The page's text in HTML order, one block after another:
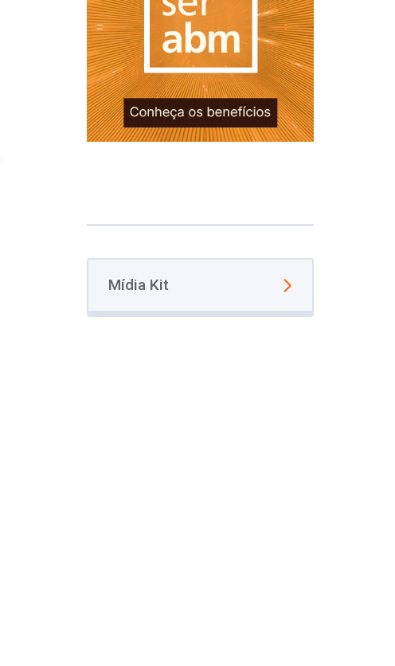
Mídia Kit